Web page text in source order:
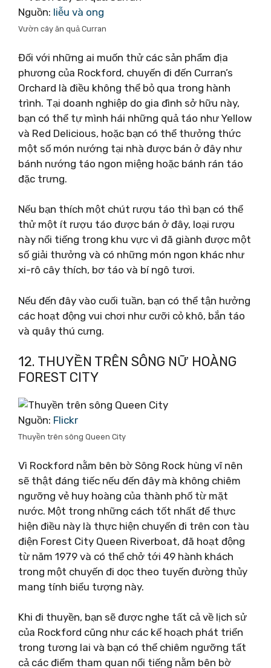
Nguồn: liễu và ong
Vườn cây ăn quả Curran
Đối với những ai muốn thử các sản phẩm địa
phương của Rockford, chuyến đi đến Curran’s
Orchard là điều không thể bỏ qua trong hành
trình. Tại doanh nghiệp do gia đình sở hữu này,
bạn có thể tự mình hái những quả táo như Yellow
và Red Delicious, hoặc bạn có thể thưởng thức
một số món nướng tại nhà được bán ở đây như
bánh nướng táo ngon miệng hoặc bánh rán táo
đặc trưng.
Nếu bạn thích một chút rượu táo thì bạn có thể
thử một ít rượu táo được bán ở đây, loại rượu
này nổi tiếng trong khu vực vì đã giành được một
số giải thưởng và có những món ngon khác như
xi-rô cây thích, bơ táo và bí ngô tươi.
Nếu đến đây vào cuối tuần, bạn có thể tận hưởng
các hoạt động vui chơi như cưỡi cỏ khô, bắn táo
và quây thú cưng.
12. THUYỀN TRÊN SÔNG NỮ HOÀNG
FOREST CITY
Nguồn: Flickr
Thuyền trên sông Queen City
Vì Rockford nằm bên bờ Sông Rock hùng vĩ nên
sẽ thật đáng tiếc nếu đến đây mà không chiêm
ngưỡng vẻ huy hoàng của thành phố từ mặt
nước. Một trong những cách tốt nhất để thực
hiện điều này là thực hiện chuyến đi trên con tàu
điện Forest City Queen Riverboat, đã hoạt động
từ năm 1979 và có thể chở tới 49 hành khách
trong một chuyến đi dọc theo tuyến đường thủy
mang tính biểu tượng này.
Khi đi thuyền, bạn sẽ được nghe tất cả về lịch sử
của Rockford cũng như các kế hoạch phát triển
trong tương lai và bạn có thể chiêm ngưỡng tất
cả các điểm tham quan nổi tiếng nằm bên bờ